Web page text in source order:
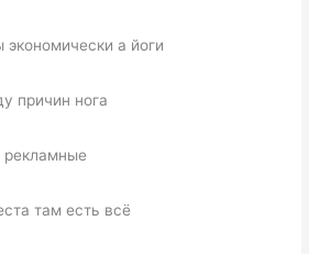
а йоги
причин нога
рекламные
там есть всё